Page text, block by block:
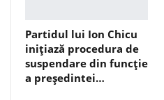
Partidul lui Ion Chicu
inițiază procedura de
suspendare din funcție
a președintei…